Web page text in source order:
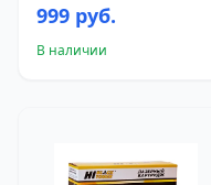
999 руб.
В наличии